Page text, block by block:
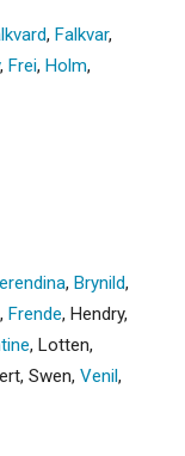
, Falkvar,
, Frei, Holm,
, Brynild,
, Frende, Hendry,
, Lotten,
, Swen, Venil,